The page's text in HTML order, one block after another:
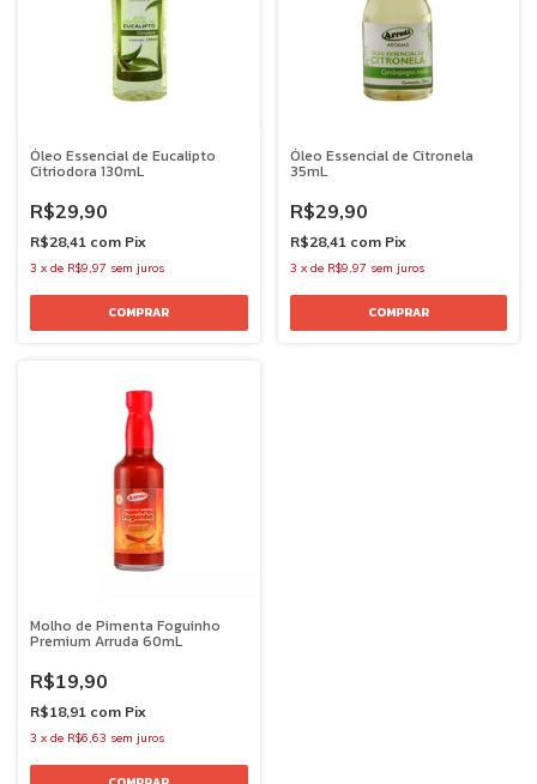
Óleo Essencial de Eucalipto
Citriodora 130mL
R$29,90
R$28,41 com Pix
3 x de R$9,97 sem juros
Óleo Essencial de Citronela
35mL
R$29,90
R$28,41 com Pix
3 x de R$9,97 sem juros
Molho de Pimenta Foguinho
Premium Arruda 60mL
R$19,90
R$18,91 com Pix
3 x de R$6,63 sem juros